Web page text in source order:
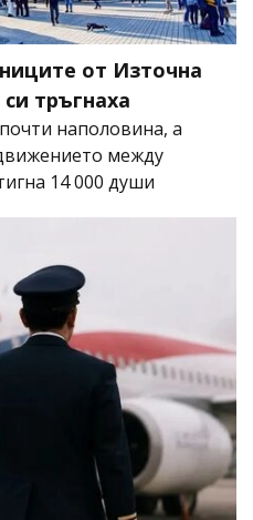
от Източна
тръгнаха
наполовина, а
между
14 000 души